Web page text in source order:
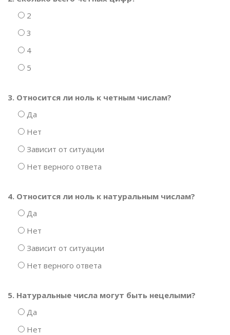
2
3
4
5
3. Относится ли ноль к четным числам?
Да
Нет
Зависит от ситуации
Нет верного ответа
4. Относится ли ноль к натуральным числам?
Да
Нет
Зависит от ситуации
Нет верного ответа
5. Натуральные числа могут быть нецелыми?
Да
Нет